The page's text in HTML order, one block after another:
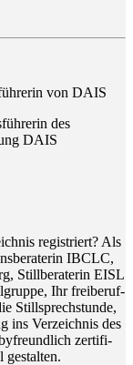
des
DAIS
regis­triert? Als
IBCLC,
Still­be­ra­te­rin EISL
Ihr frei­be­ruf­
Still­sprech­stun­de,
ins Ver­zeich­nis des
zer­ti­fi­